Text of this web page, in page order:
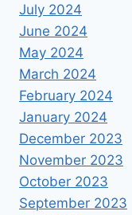
July 2024
June 2024
May 2024
March 2024
February 2024
January 2024
December 2023
November 2023
October 2023
September 2023